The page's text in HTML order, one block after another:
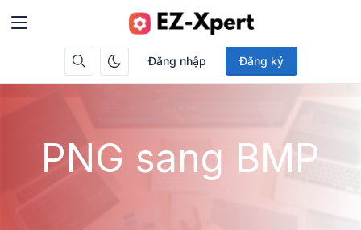
Đăng nhập Đăng ký
PNG sang BMP